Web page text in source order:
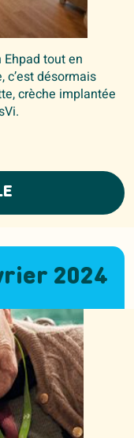
tout en
c’est désormais
crèche implantée
2024